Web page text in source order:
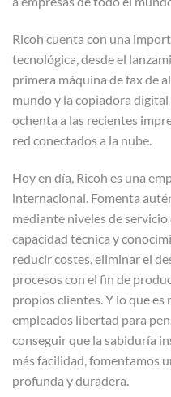
Ricoh cuenta con una
tecnológica, desde el
primera máquina de fax de
mundo y la copiadora
ochenta a las recientes
red conectados a la nube.
Hoy en día, Ricoh es una
internacional. Fomenta
mediante niveles de
capacidad técnica y
reducir costes, eliminar el
procesos con el fin de
propios clientes. Y lo que es
empleados libertad para
conseguir que la sabiduría
más facilidad, fomentamos
profunda y duradera.